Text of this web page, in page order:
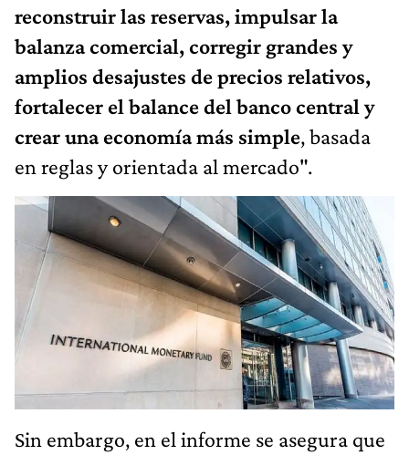
reconstruir las reservas, impulsar la
balanza comercial, corregir grandes y
amplios desajustes de precios relativos,
fortalecer el balance del banco central y
crear una economía más simple, basada
en reglas y orientada al mercado".
Sin embargo, en el informe se asegura que